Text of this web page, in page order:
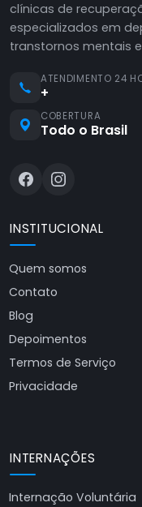
clínicas de
especializados em
transtornos mentais
ATENDIMENTO 24
+
COBERTURA
Todo o Brasil
INSTITUCIONAL
Quem somos
Contato
Blog
Depoimentos
Termos de Serviço
Privacidade
INTERNAÇÕES
Internação Voluntária